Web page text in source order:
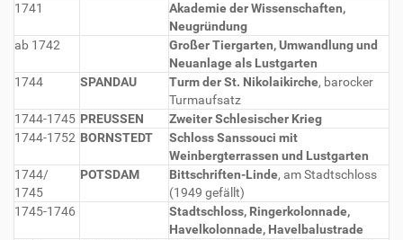
1741
Akademie der Wissenschaften,
Neugründung
ab 1742
Großer Tiergarten, Umwandlung und
Neuanlage als Lustgarten
1744
SPANDAU Turm der St. Nikolaikirche, barocker
Turmaufsatz
1744-1745 PREUSSEN
Zweiter Schlesischer Krieg
1744-1752 BORNSTEDT
Schloss Sanssouci mit
Weinbergterrassen und Lustgarten
1744/
1745
POTSDAM Bittschriften-Linde, am Stadtschloss
(1949 gefällt)
1745-1746
Stadtschloss, Ringerkolonnade,
Havelkolonnade, Havelbalustrade